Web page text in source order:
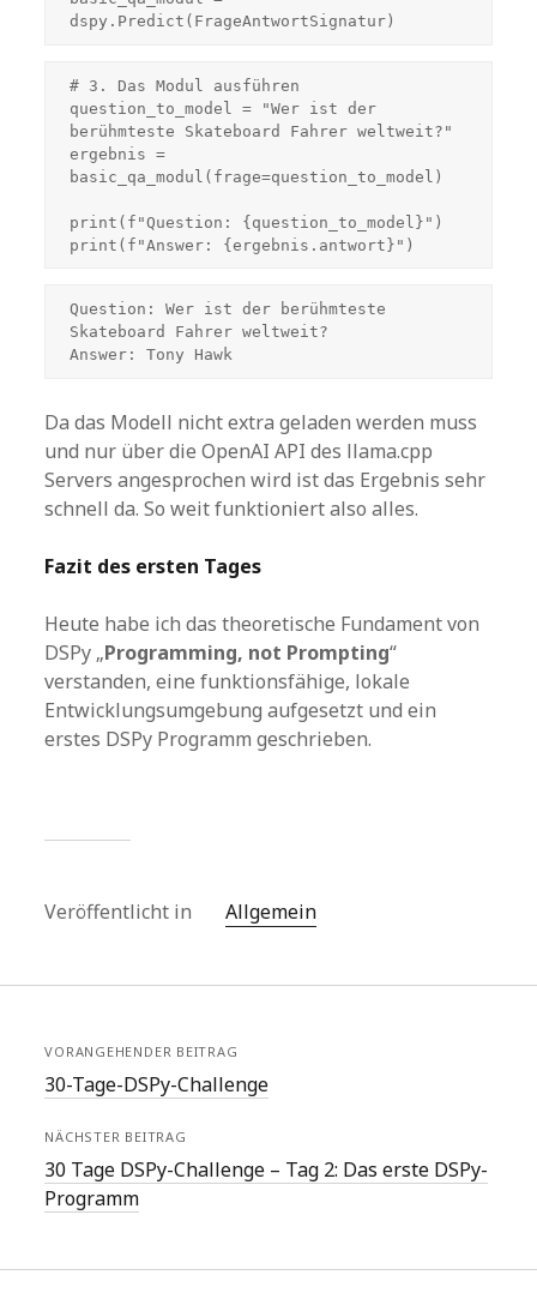
# 3. Das Modul ausführen
question_to_model = "Wer ist der
berühmteste Skateboard Fahrer weltweit?"
ergebnis =
basic_qa_modul(frage=question_to_model)
print(f"Question: {question_to_model}")
Question: Wer ist der berühmteste
Skateboard Fahrer weltweit?
Answer: Tony Hawk
Da das Modell nicht extra geladen werden muss
und nur über die OpenAI API des llama.cpp
Servers angesprochen wird ist das Ergebnis sehr
schnell da. So weit funktioniert also alles.
Fazit des ersten Tages
Heute habe ich das theoretische Fundament von
DSPy „Programming, not Prompting“
verstanden, eine funktionsfähige, lokale
Entwicklungsumgebung aufgesetzt und ein
erstes DSPy Programm geschrieben.
Veröffentlicht in Allgemein
VORANGEHENDER BEITRAG
30-Tage-DSPy-Challenge
NÄCHSTER BEITRAG
30 Tage DSPy-Challenge – Tag 2: Das erste DSPy-
Programm